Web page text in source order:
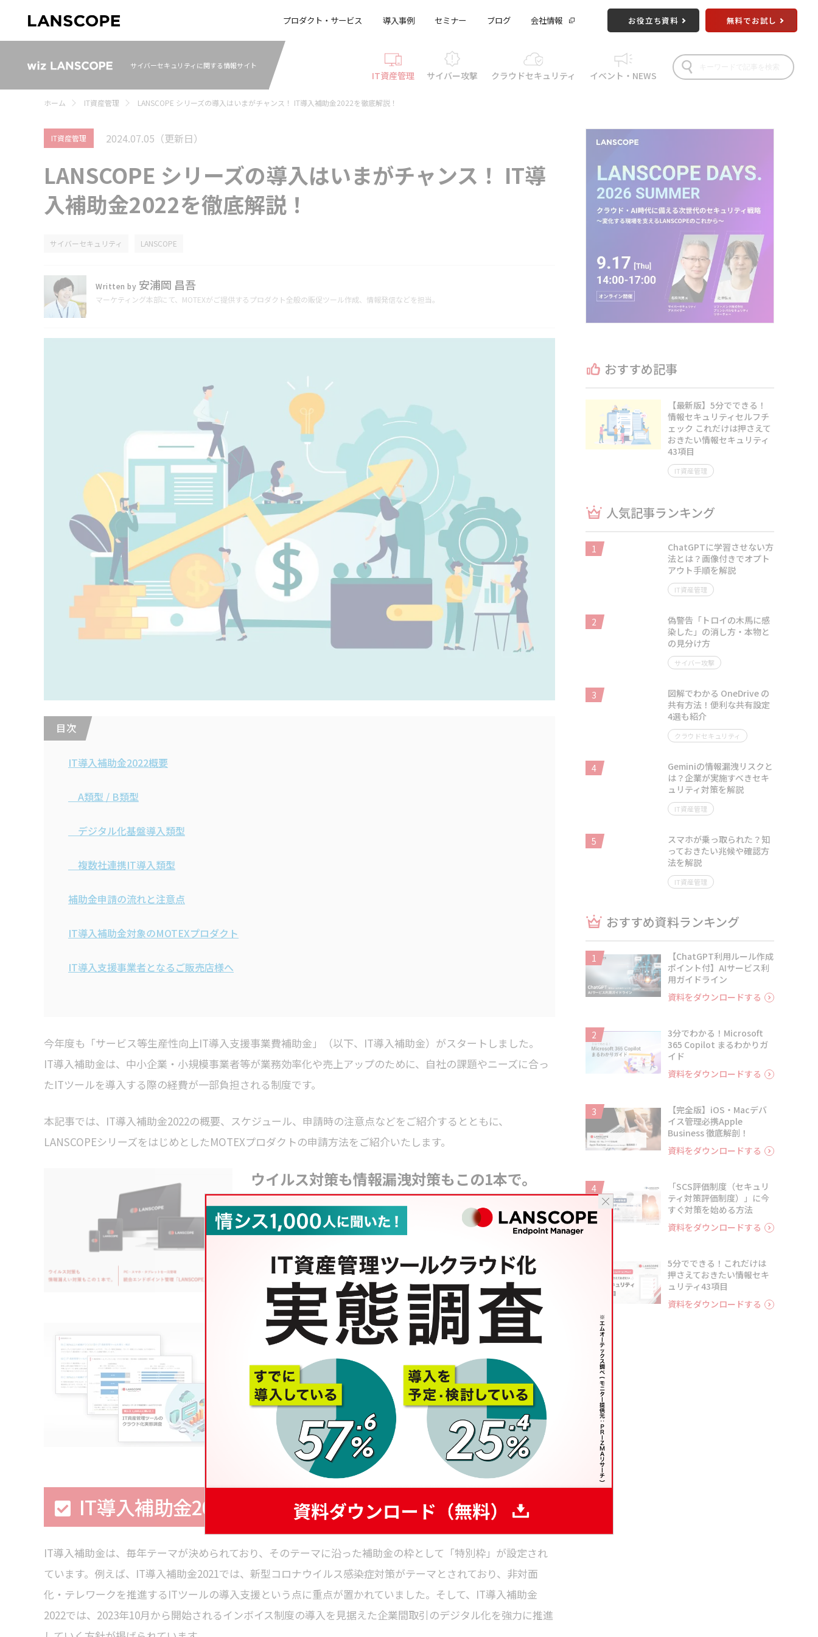
プロダクト・サービス 導入事例 セミナー ブログ 会社情報 お役立ち資料 無料でお試し
サイバーセキュリティに関する情報サイト
IT資産管理 サイバー攻撃 クラウドセキュリティ イベント・NEWS
ホーム IT資産管理 LANSCOPE シリーズの導入はいまがチャンス！ IT導入補助金2022を徹底解説！
IT資産管理 2024.07.05 （更新日）
LANSCOPE シリーズの導入はいまがチャンス！ IT導
入補助金2022を徹底解説！
サイバーセキュリティ LANSCOPE
Written by 安浦岡 昌吾
マーケティング本部にて、MOTEXがご提供するプロダクト全般の販促ツール作成、情報発信などを担当。
目 次
IT導入補助金2022概要
A類型 / B類型
デジタル化基盤導入類型
複数社連携IT導入類型
補助金申請の流れと注意点
IT導入補助金対象のMOTEXプロダクト
IT導入支援事業者となるご販売店様へ
今年度も「サービス等生産性向上IT導入支援事業費補助金」（以下、IT導入補助金）がスタートしました。
IT導入補助金は、中小企業・小規模事業者等が業務効率化や売上アップのために、自社の課題やニーズに合っ
たITツールを導入する際の経費が一部負担される制度です。
本記事では、IT導入補助金2022の概要、スケジュール、申請時の注意点などをご紹介するとともに、
LANSCOPEシリーズをはじめとしたMOTEXプロダクトの申請方法をご紹介いたします。
ウイルス対策も情報漏洩対策もこの1本で。
3分でわかる！LANSCOPE
情報システム担当者 1,000人に聞いた！
“IT資産管理ツールのクラウド移行”実態調査
8割以上のユーザーが「クラウドIT資産管理ツール」の導入を検討し
ていると回答しています。
資料をダウンロードする
IT導入補助金2022概要
IT導入補助金は、毎年テーマが決められており、そのテーマに沿った補助金の枠として「特別枠」が設定され
ています。例えば、IT導入補助金2021では、新型コロナウイルス感染症対策がテーマとされており、非対面
化・テレワークを推進するITツールの導入支援という点に重点が置かれていました。そして、IT導入補助金
2022では、2023年10月から開始されるインボイス制度の導入を見据えた企業間取引のデジタル化を強力に推進
おすすめ記事
【最新版】5分でできる！
情報セキュリティセルフチ
ェック これだけは押さえて
おきたい情報セキュリティ
43項目
IT資産管理
人気記事ランキング
1
ChatGPTに学習させない方
法とは？画像付きでオプト
アウト手順を解説
IT資産管理
2
偽警告「トロイの木馬に感
染した」の消し方・本物と
の見分け方
サイバー攻撃
3
図解でわかる OneDrive の
共有方法！便利な共有設定
4選も紹介
クラウドセキュリティ
4
Geminiの情報漏洩リスクと
は？企業が実施すべきセキ
ュリティ対策を解説
IT資産管理
5
スマホが乗っ取られた？知
っておきたい兆候や確認方
法を解説
IT資産管理
おすすめ資料ランキング
1
【ChatGPT利用ルール作成
ポイント付】AIサービス利
用ガイドライン
資料をダウンロードする
2
3分でわかる！Microsoft
365 Copilot まるわかりガ
イド
資料をダウンロードする
3
【完全版】iOS・Macデバ
イス管理必携Apple
Business 徹底解剖！
資料をダウンロードする
4
「SCS評価制度（セキュリ
ティ対策評価制度）」に今
すぐ対策を始める方法
資料をダウンロードする
5分でできる！これだけは
押さえておきたい情報セキ
ュリティ43項目
資料をダウンロードする